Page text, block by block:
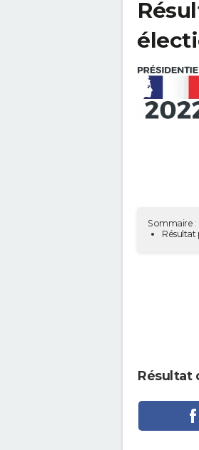
Sommaire :
Résultat
Résultat